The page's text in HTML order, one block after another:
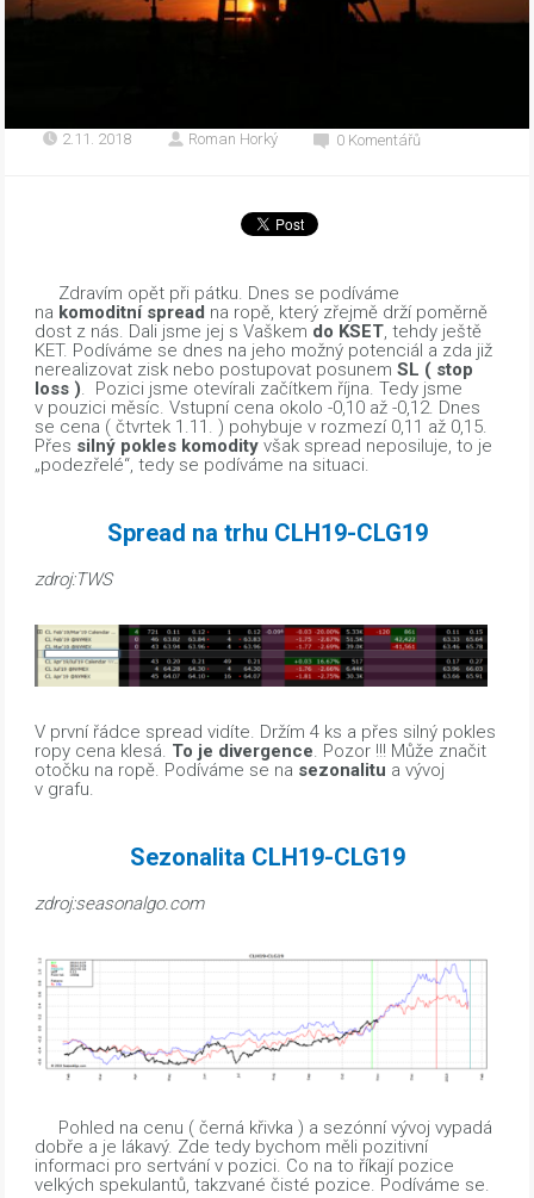
2.11. 2018 Roman Horký 0 Komentářů
Zdravím opět při pátku. Dnes se podíváme
na komoditní spread na ropě, který zřejmě drží poměrně
dost z nás. Dali jsme jej s Vaškem do KSET, tehdy ještě
KET. Podíváme se dnes na jeho možný potenciál a zda již
nerealizovat zisk nebo postupovat posunemSL ( stop
loss ). Pozici jsme otevírali začítkem října. Tedy jsme
v pouzici měsíc. Vstupní cena okolo -0,10 až -0,12. Dnes
se cena ( čtvrtek 1.11. ) pohybuje v rozmezí 0,11 až 0,15.
Přes silný pokles komodity však spread neposiluje, to je
„podezřelé“, tedy se podíváme na situaci.
Spread na trhu CLH19-CLG19
zdroj:TWS
V první řádce spread vidíte. Držím 4 ks a přes silný pokles
ropy cena klesá. To je divergence. Pozor !!! Může značit
otočku na ropě. Podíváme se na sezonalitu a vývoj
v grafu.
Sezonalita CLH19-CLG19
zdroj:seasonalgo.com
Pohled na cenu ( černá křivka ) a sezónní vývoj vypadá
dobře a je lákavý. Zde tedy bychom měli pozitivní
informaci pro sertvání v pozici. Co na to říkají pozice
velkých spekulantů, takzvané čisté pozice. Podíváme se.